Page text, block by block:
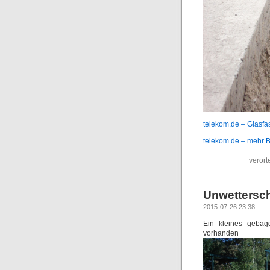
telekom.de –
telekom.de – mehr
2015-07-26 23:38
Ein kleines
vorhanden